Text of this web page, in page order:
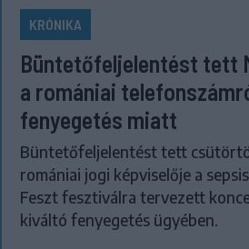
KRÓNIKA
Büntetőfeljelentést tett
a romániai
fenyegetés miatt
Büntetőfeljelentést tett
romániai jogi képviselője a
Feszt fesztiválra tervezett
kiváltó fenyegetés ügyében.